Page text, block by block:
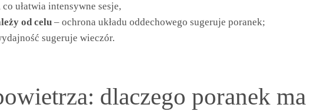
ułatwia intensywne sesje,
od celu– ochrona układu oddechowego sugeruje poranek;
sugeruje wieczór.
dlaczego poranek ma